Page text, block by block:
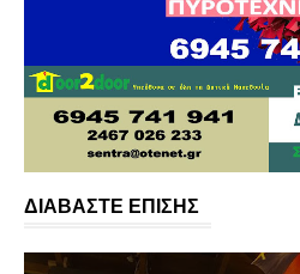
ΔΙΑΒΑΣΤΕ ΕΠΙΣΗΣ